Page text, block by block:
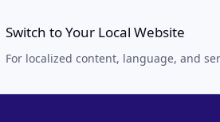
Switch to Your Local Website
For localized content, language, and